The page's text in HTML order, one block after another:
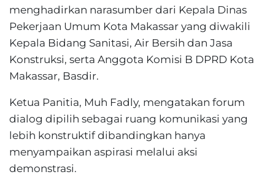
menghadirkan narasumber dari Kepala Dinas
Pekerjaan Umum Kota Makassar yang diwakili
Kepala Bidang Sanitasi, Air Bersih dan Jasa
Konstruksi, serta Anggota Komisi B DPRD Kota
Makassar, Basdir.
Ketua Panitia, Muh Fadly, mengatakan forum
dialog dipilih sebagai ruang komunikasi yang
lebih konstruktif dibandingkan hanya
menyampaikan aspirasi melalui aksi
demonstrasi.